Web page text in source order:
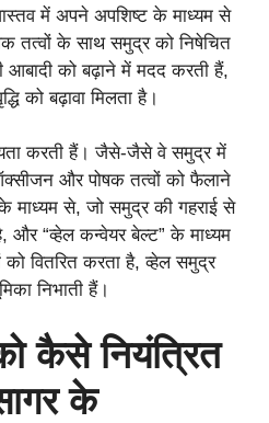
में अपने अपशिष्ट के माध्यम से
तत्वों के साथ समुद्र को निषेचित
को बढ़ाने में मदद करती हैं,
को बढ़ावा मिलता है।
करती हैं। जैसे-जैसे वे समुद्र में
और पोषक तत्वों को फैलाने
माध्यम से, जो समुद्र की गहराई से
और “व्हेल कन्वेयर बेल्ट” के माध्यम
वितरित करता है, व्हेल समुद्र
निभाती हैं।
कैसे नियंत्रित
के